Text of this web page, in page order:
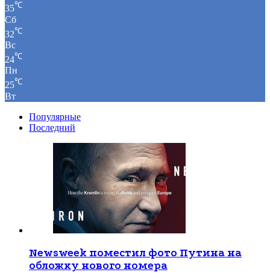
35℃
Сб
32℃
Вс
24℃
Пн
25℃
Вт
Популярные
Последний
Newsweek поместил фото Путина на
обложку нового номера